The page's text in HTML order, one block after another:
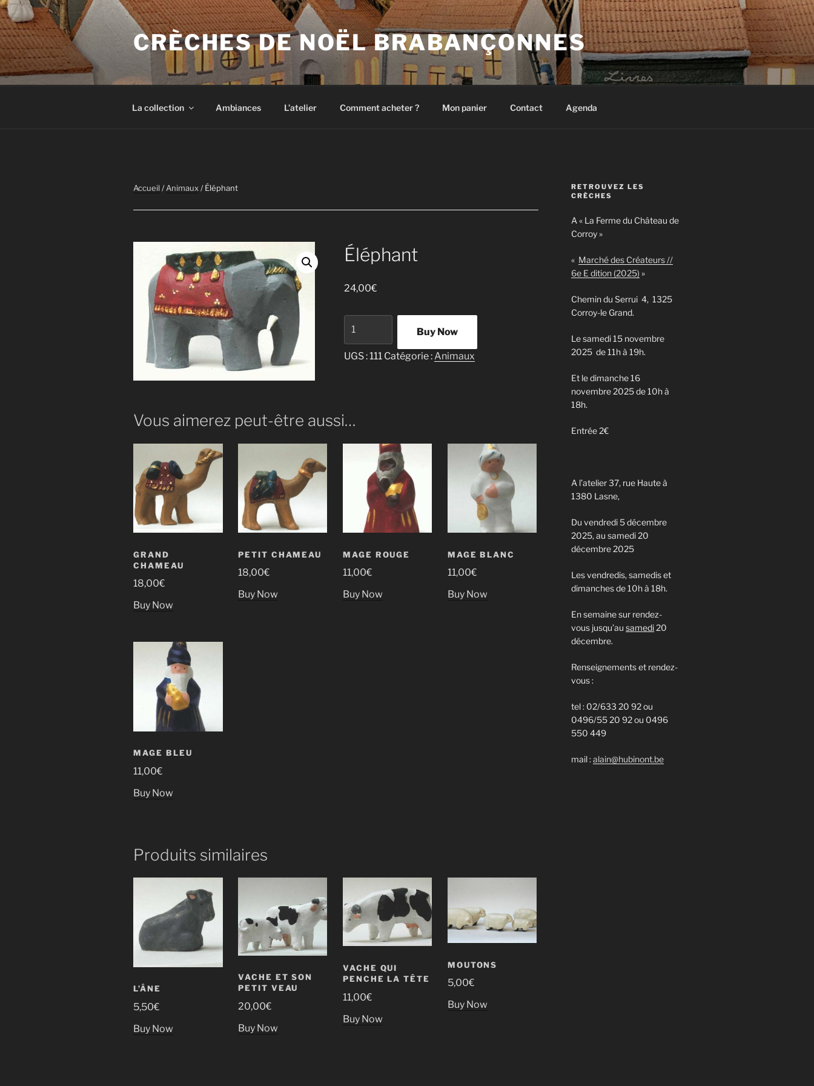
Aller
au
contenu
principal
CRÈCHES DE NOËL BRABANÇONNES
La collection Ambiances L’atelier Comment acheter ? Mon panier Contact Agenda
Accueil /Animaux/ Éléphant
Éléphant
24,00€
de
Éléphant
Buy Now
UGS : 111 Catégorie : Animaux
Vous aimerez peut-être aussi…
GRAND
CHAMEAU
18,00€
Buy Now
PETIT CHAMEAU
18,00€
Buy Now
MAGE ROUGE
11,00€
Buy Now
MAGE BLANC
11,00€
Buy Now
MAGE BLEU
11,00€
Buy Now
Produits similaires
L’ÂNE
5,50€
Buy Now
VACHE ET SON
PETIT VEAU
20,00€
Buy Now
VACHE QUI
PENCHE LA TÊTE
11,00€
Buy Now
MOUTONS
5,00€
Buy Now
RETROUVEZ LES
CRÈCHES
A « La Ferme du Château de
Corroy »
« Marché des Créateurs //
6e E dition (2025) »
Chemin du Serrui 4, 1325
Corroy-le Grand.
Le samedi 15 novembre
2025 de 11h à 19h.
Et le dimanche 16
novembre 2025 de 10h à
18h.
Entrée 2€
A l’atelier 37, rue Haute à
1380 Lasne,
Du vendredi 5 décembre
2025, au samedi 20
décembre 2025
Les vendredis, samedis et
dimanches de 10h à 18h.
En semaine sur rendez-
vous jusqu’ausamedi20
décembre.
Renseignements et rendez-
vous :
tel : 02/633 20 92 ou
0496/55 20 92 ou 0496
550 449
mail :alain@hubinont.be